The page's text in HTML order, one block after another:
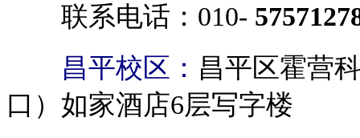
联系电话：010-
昌平校区： 昌平区霍营
口）如家酒店6层写字楼